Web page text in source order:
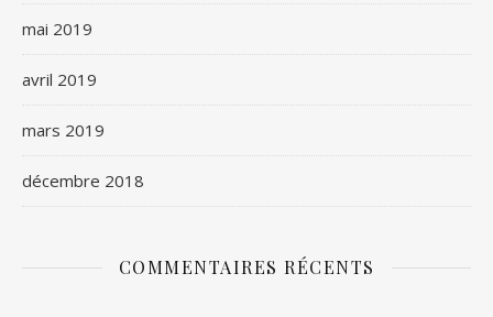
mai 2019
avril 2019
mars 2019
décembre 2018
COMMENTAIRES RÉCENTS